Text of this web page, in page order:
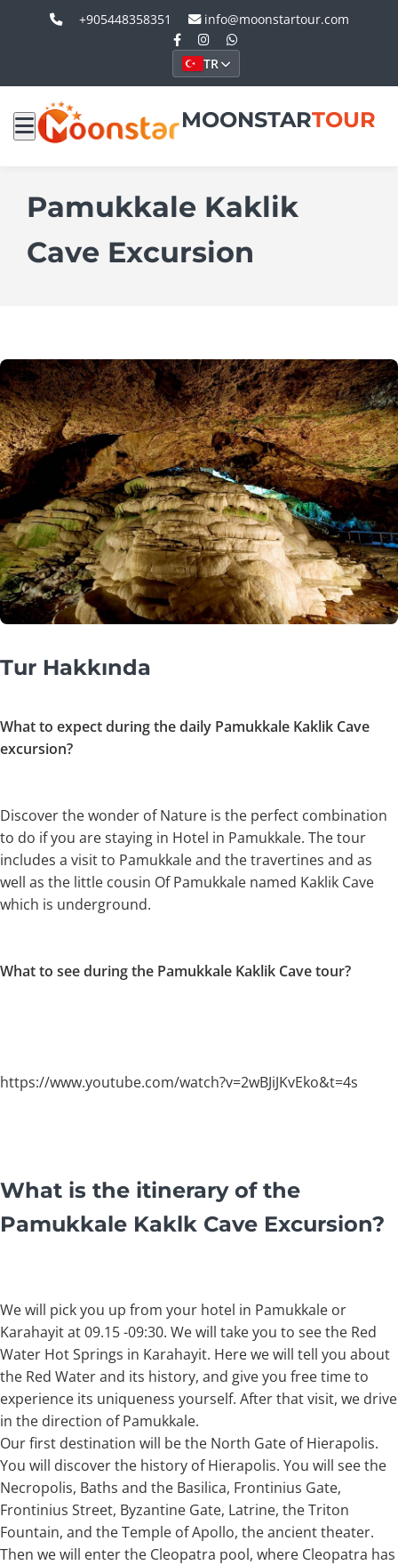
+905448358351 info@moonstartour.com
TR
MOONSTARTOUR
Pamukkale Kaklik
Cave Excursion
Tur Hakkında
What to expect during the daily Pamukkale Kaklik Cave
excursion?
Discover the wonder of Nature is the perfect combination
to do if you are staying in Hotel in Pamukkale. The tour
includes a visit to Pamukkale and the travertines and as
well as the little cousin Of Pamukkale named Kaklik Cave
which is underground.
What to see during the Pamukkale Kaklik Cave tour?
https://www.youtube.com/watch?v=2wBJiJKvEko&t=4s
What is the itinerary of the
Pamukkale Kaklk Cave Excursion?
We will pick you up from your hotel in Pamukkale or
Karahayit at 09.15 -09:30. We will take you to see the Red
Water Hot Springs in Karahayit. Here we will tell you about
the Red Water and its history, and give you free time to
experience its uniqueness yourself. After that visit, we drive
in the direction of Pamukkale.
Our first destination will be the North Gate of Hierapolis.
You will discover the history of Hierapolis. You will see the
Necropolis, Baths and the Basilica, Frontinius Gate,
Frontinius Street, Byzantine Gate, Latrine, the Triton
Fountain, and the Temple of Apollo, the ancient theater.
Then we will enter the Cleopatra pool, where Cleopatra has